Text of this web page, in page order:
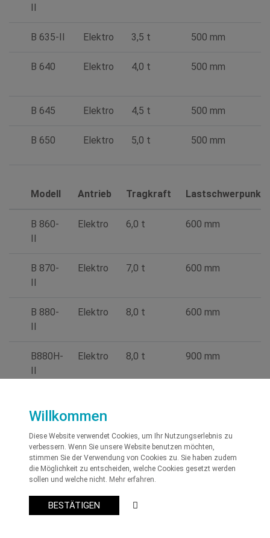
Willkommen
Diese Website verwendet Cookies, um Ihr Nutzungserlebnis zu
verbessern. Wenn Sie unsere Website benutzen möchten,
stimmen Sie der Verwendung von Cookies zu. Sie haben zudem
die Möglichkeit zu entscheiden, welche Cookies gesetzt werden
sollen und welche nicht. Mehr erfahren.
BESTÄTIGEN
II
B 635-II Elektro 3,5 t 500 mm
B 640 Elektro 4,0 t 500 mm
B 645 Elektro 4,5 t 500 mm
B 650 Elektro 5,0 t 500 mm
Modell Antrieb Tragkraft Lastschwerpunkt
B 860-
II
Elektro 6,0 t 600 mm
B 870-
II
Elektro 7,0 t 600 mm
B 880-
II
Elektro 8,0 t 600 mm
B880H-
II
Elektro 8,0 t 900 mm
Modell Antrieb
B6-
35H
Elektro 3,5 t 600 mm